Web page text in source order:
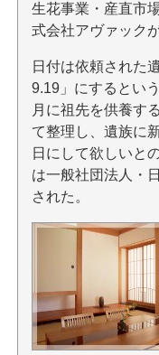
生花事業・産直市
式会社アヴァックが
日付は依頼された
9.19」にするとい
月に祖先を供養す
て整理し、遺族に
日にして欲しいと
は一般社団法人・
された。